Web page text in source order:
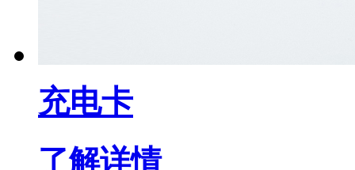
充电卡
了解详情